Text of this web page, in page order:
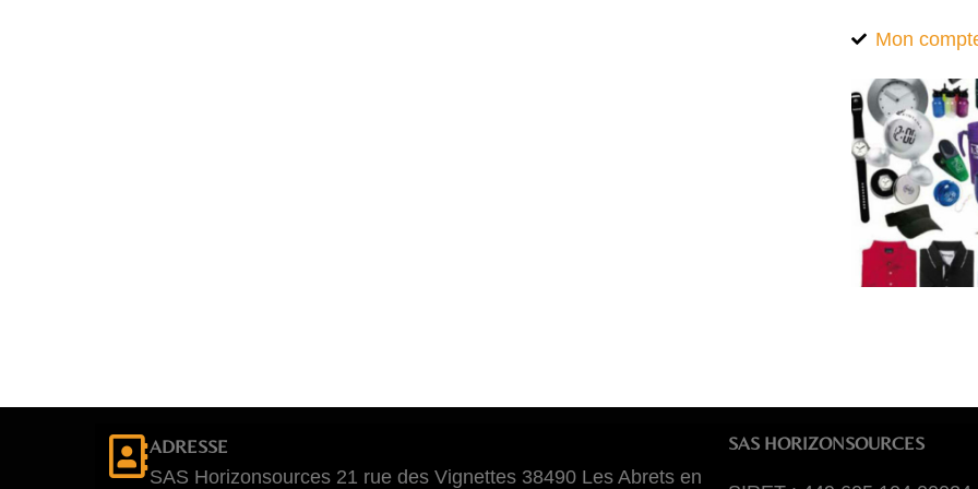
Mon
ADRESSE
SAS Horizonsources 21 rue des Vignettes 38490 Les Abrets en
SAS HORIZONSOURCES